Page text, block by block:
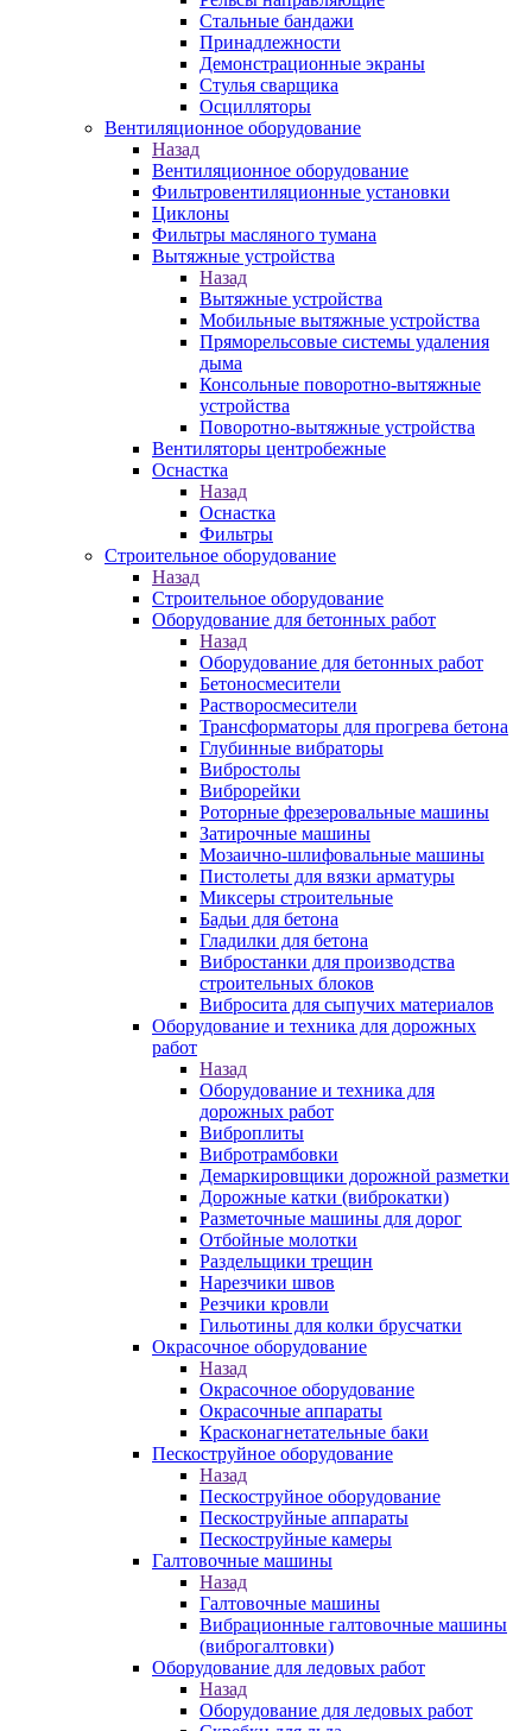
Стальные бандажи
Принадлежности
Демонстрационные экраны
Стулья сварщика
Осцилляторы
Вентиляционное оборудование
Назад
Вентиляционное оборудование
Фильтровентиляционные установки
Циклоны
Фильтры масляного тумана
Вытяжные устройства
Назад
Вытяжные устройства
Мобильные вытяжные устройства
Пряморельсовые системы удаления
дыма
Консольные поворотно-вытяжные
устройства
Поворотно-вытяжные устройства
Вентиляторы центробежные
Оснастка
Назад
Оснастка
Фильтры
Строительное оборудование
Назад
Строительное оборудование
Оборудование для бетонных работ
Назад
Оборудование для бетонных работ
Бетоносмесители
Растворосмесители
Трансформаторы для прогрева бетона
Глубинные вибраторы
Вибростолы
Виброрейки
Роторные фрезеровальные машины
Затирочные машины
Мозаично-шлифовальные машины
Пистолеты для вязки арматуры
Миксеры строительные
Бадьи для бетона
Гладилки для бетона
Вибростанки для производства
строительных блоков
Вибросита для сыпучих материалов
Оборудование и техника для дорожных
работ
Назад
Оборудование и техника для
дорожных работ
Виброплиты
Вибротрамбовки
Демаркировщики дорожной разметки
Дорожные катки (виброкатки)
Разметочные машины для дорог
Отбойные молотки
Раздельщики трещин
Нарезчики швов
Резчики кровли
Гильотины для колки брусчатки
Окрасочное оборудование
Назад
Окрасочное оборудование
Окрасочные аппараты
Красконагнетательные баки
Пескоструйное оборудование
Назад
Пескоструйное оборудование
Пескоструйные аппараты
Пескоструйные камеры
Галтовочные машины
Назад
Галтовочные машины
Вибрационные галтовочные машины
(виброгалтовки)
Оборудование для ледовых работ
Назад
Оборудование для ледовых работ